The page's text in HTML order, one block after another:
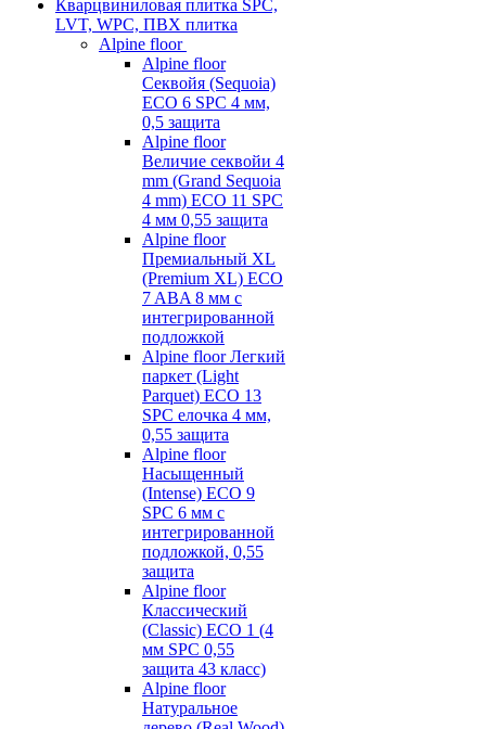
Кварцвиниловая плитка SPC,
LVT, WPC, ПВХ плитка
Alpine floor
Alpine floor
Секвойя (Sequoia)
ECO 6 SPC 4 мм,
0,5 защита
Alpine floor
Величие секвойи 4
mm (Grand Sequoia
4 mm) ECO 11 SPC
4 мм 0,55 защита
Alpine floor
Премиальный XL
(Premium XL) ECO
7 ABA 8 мм с
интегрированной
подложкой
Alpine floor Легкий
паркет (Light
Parquet) ECO 13
SPC елочка 4 мм,
0,55 защита
Alpine floor
Насыщенный
(Intense) ECO 9
SPC 6 мм с
интегрированной
подложкой, 0,55
защита
Alpine floor
Классический
(Classic) ECO 1 (4
мм SPC 0,55
защита 43 класс)
Alpine floor
Натуральное